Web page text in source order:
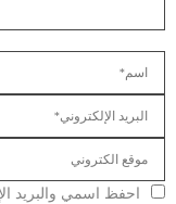
احفظ اسمي والبريد